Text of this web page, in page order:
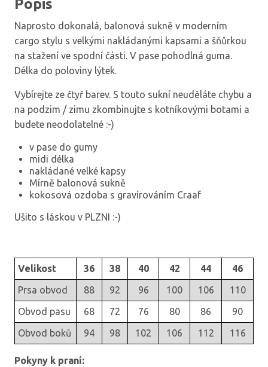
Popis
Naprosto dokonalá, balonová sukně v moderním
cargo stylu s velkými nakládanými kapsami a šňůrkou
na stažení ve spodní části. V pase pohodlná guma.
Délka do poloviny lýtek.
Vybírejte ze čtyř barev. S touto sukní neuděláte chybu a
na podzim / zimu zkombinujte s kotníkovými botami a
budete neodolatelné :-)
v pase do gumy
midi délka
nakládané velké kapsy
Mírně balonová sukně
kokosová ozdoba s gravírováním Craaf
Ušito s láskou v PLZNI :-)
Velikost 36 38 40 42 44
46
Prsa obvod
88 92 96 100 106
110
Obvod pasu
68 72 76 80 86
90
Obvod boků
94 98 102 106 112 116
Pokyny k praní: